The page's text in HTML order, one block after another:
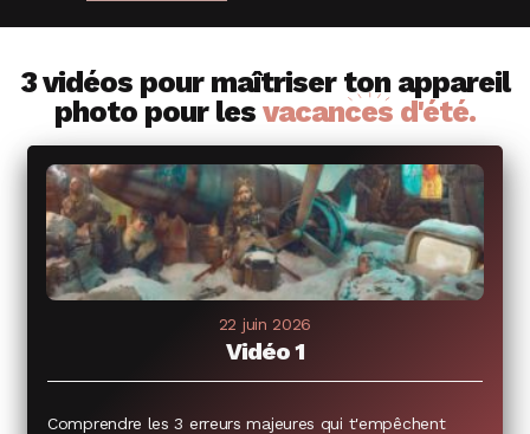
3 vidéos pour maîtriser ton appareil
photo pour les vacances d'été.
22 juin 2026
Vidéo 1
Comprendre les 3 erreurs majeures qui t'empêchent